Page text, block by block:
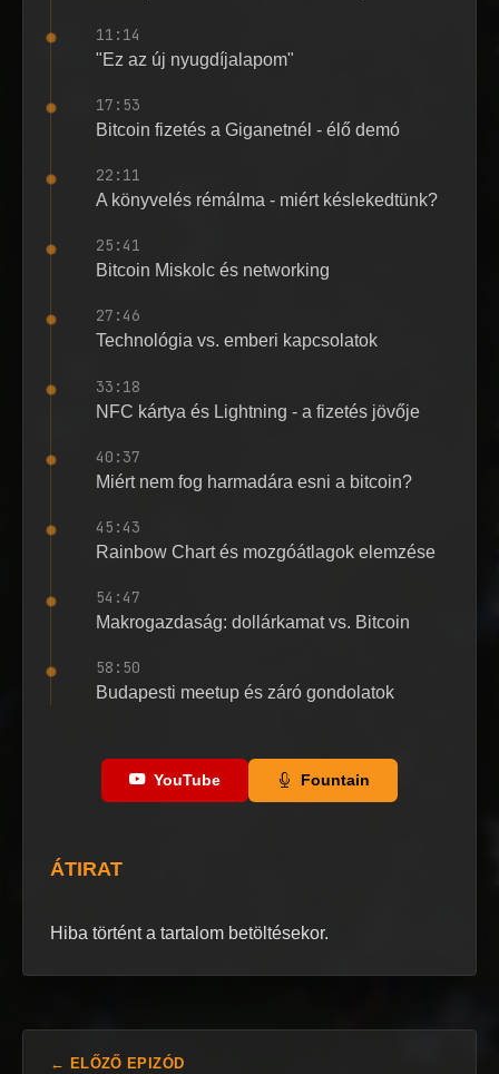
11:14
"Ez az új nyugdíjalapom"
17:53
Bitcoin fizetés a Giganetnél - élő demó
22:11
A könyvelés rémálma - miért késlekedtünk?
25:41
Bitcoin Miskolc és networking
27:46
Technológia vs. emberi kapcsolatok
33:18
NFC kártya és Lightning - a fizetés jövője
40:37
Miért nem fog harmadára esni a bitcoin?
45:43
Rainbow Chart és mozgóátlagok elemzése
54:47
Makrogazdaság: dollárkamat vs. Bitcoin
58:50
Budapesti meetup és záró gondolatok
YouTube Fountain
ÁTIRAT
Hiba történt a tartalom betöltésekor.
← ELŐZŐ EPIZÓD